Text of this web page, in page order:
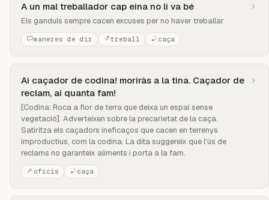
A un mal treballador cap eina no li va bé
Els ganduls sempre cacen excuses per no haver treballar
maneres de dir treball caça
Ai caçador de codina! moriràs a la tina. Caçador de
reclam, ai quanta fam!
[Codina: Roca a flor de terra que deixa un espai sense
vegetació]. Adverteixen sobre la precarietat de la caça.
Satiritza els caçadors ineficaços que cacen en terrenys
improductius, com la codina. La dita suggereix que l'ús de
reclams no garanteix aliments i porta a la fam.
oficis caça